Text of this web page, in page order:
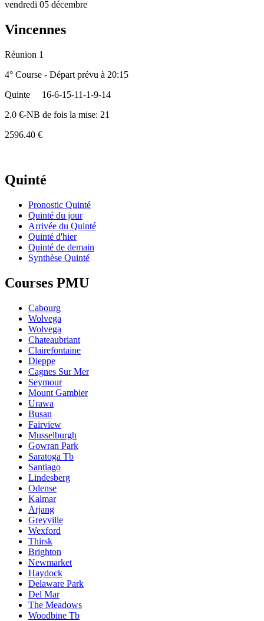
vendredi 05 décembre
Vincennes
Réunion 1
4° Course - Départ prévu à 20:15
Quinte
16-6-15-11-1-9-14
2.0 €-NB de fois la mise: 21
2596.40 €
Quinté
Pronostic Quinté
Quinté du jour
Arrivée du Quinté
Quinté d'hier
Quinté de demain
Synthèse Quinté
Courses PMU
Cabourg
Wolvega
Wolvega
Chateaubriant
Clairefontaine
Dieppe
Cagnes Sur Mer
Seymour
Mount Gambier
Urawa
Busan
Fairview
Musselburgh
Gowran Park
Saratoga Tb
Santiago
Lindesberg
Odense
Kalmar
Arjang
Greyville
Wexford
Thirsk
Brighton
Newmarket
Haydock
Delaware Park
Del Mar
The Meadows
Woodbine Tb